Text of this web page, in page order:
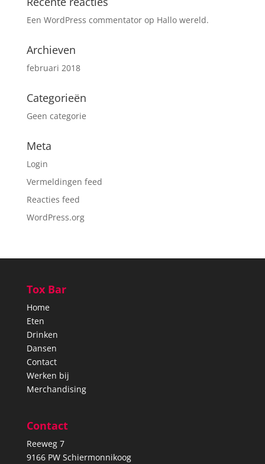
Een WordPress commentatorop Hallo wereld.
Archieven
februari 2018
Categorieën
Geen categorie
Meta
Login
Vermeldingen feed
Reacties feed
WordPress.org
Tox Bar
Home
Eten
Drinken
Dansen
Contact
Werken bij
Merchandising
Contact
Reeweg 7
9166 PW Schiermonnikoog